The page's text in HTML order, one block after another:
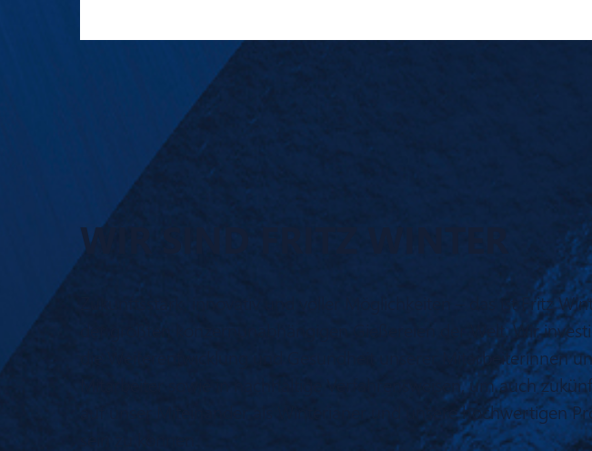
WIR SIND FRITZ WINTER
Zukunftsstark, innovativ und voller Möglichkeiten – das ist Fritz
der größten konzernunabhängigen Gießereien der Welt. Wir
die Weiterentwicklung und Gesundheit unserer Mitarbeiterinnen
Mitarbeiter sowie in nachhaltige Verfahrensweisen, um auch
auf unser Miteinander als Winterianer und unsere hochwertigen